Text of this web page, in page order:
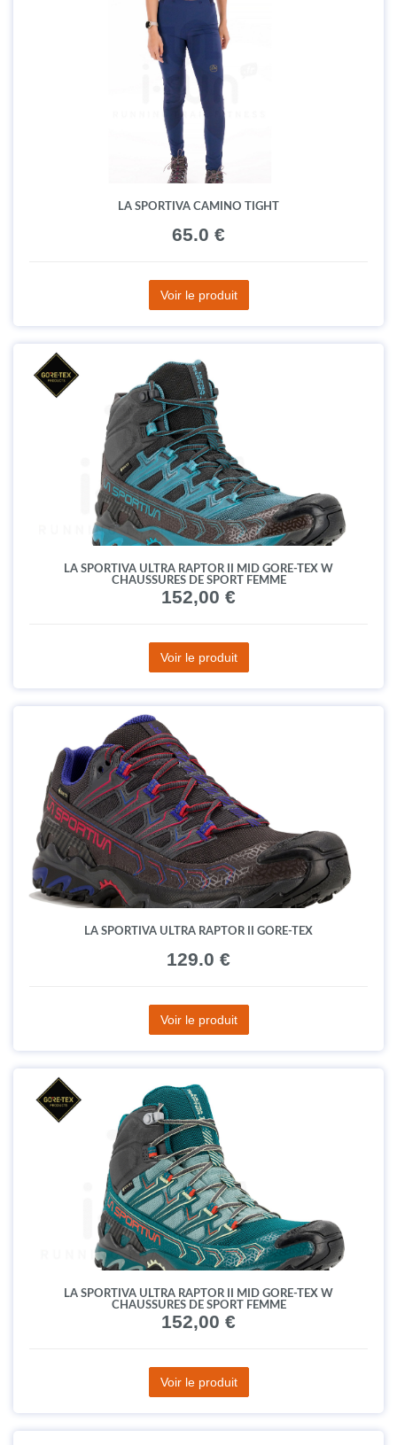
LA SPORTIVA CAMINO TIGHT
65.0 €
Voir le produit
LA SPORTIVA ULTRA RAPTOR II MID GORE-TEX W
CHAUSSURES DE SPORT FEMME
152,00 €
Voir le produit
LA SPORTIVA ULTRA RAPTOR II GORE-TEX
129.0 €
Voir le produit
LA SPORTIVA ULTRA RAPTOR II MID GORE-TEX W
CHAUSSURES DE SPORT FEMME
152,00 €
Voir le produit